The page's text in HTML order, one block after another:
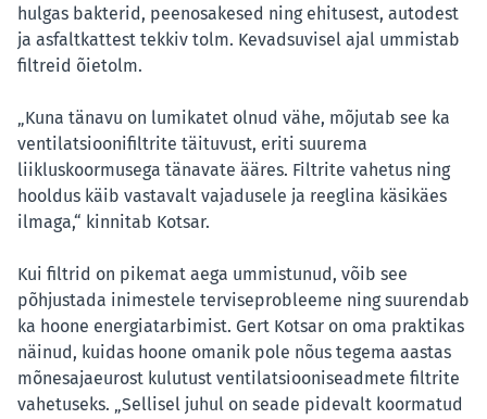
hulgas bakterid, peenosakesed ning ehitusest, autodest
ja asfaltkattest tekkiv tolm. Kevadsuvisel ajal ummistab
filtreid õietolm.
„Kuna tänavu on lumikatet olnud vähe, mõjutab see ka
ventilatsioonifiltrite täituvust, eriti suurema
liikluskoormusega tänavate ääres. Filtrite vahetus ning
hooldus käib vastavalt vajadusele ja reeglina käsikäes
ilmaga,“ kinnitab Kotsar.
Kui filtrid on pikemat aega ummistunud, võib see
põhjustada inimestele terviseprobleeme ning suurendab
ka hoone energiatarbimist. Gert Kotsar on oma praktikas
näinud, kuidas hoone omanik pole nõus tegema aastas
mõnesajaeurost kulutust ventilatsiooniseadmete filtrite
vahetuseks. „Sellisel juhul on seade pidevalt koormatud